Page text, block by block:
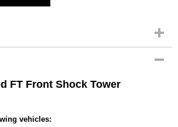
FT Front Shock Tower
vehicles: